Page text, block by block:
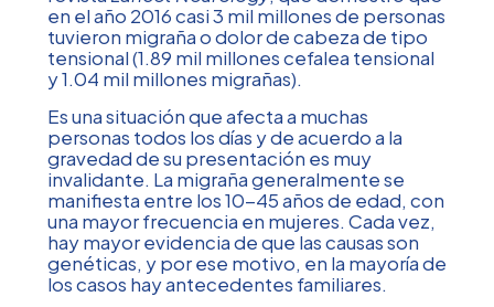
en el año 2016 casi 3 mil millones de personas
tuvieron migraña o dolor de cabeza de tipo
tensional (1.89 mil millones cefalea tensional
y 1.04 mil millones migrañas).
Es una situación que afecta a muchas
personas todos los días y de acuerdo a la
gravedad de su presentación es muy
invalidante. La migraña generalmente se
manifiesta entre los 10-45 años de edad, con
una mayor frecuencia en mujeres. Cada vez,
hay mayor evidencia de que las causas son
genéticas, y por ese motivo, en la mayoría de
los casos hay antecedentes familiares.